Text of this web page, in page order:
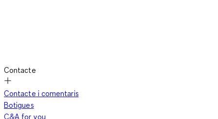
Contacte
Contacte i comentaris
Botigues
C&A for you